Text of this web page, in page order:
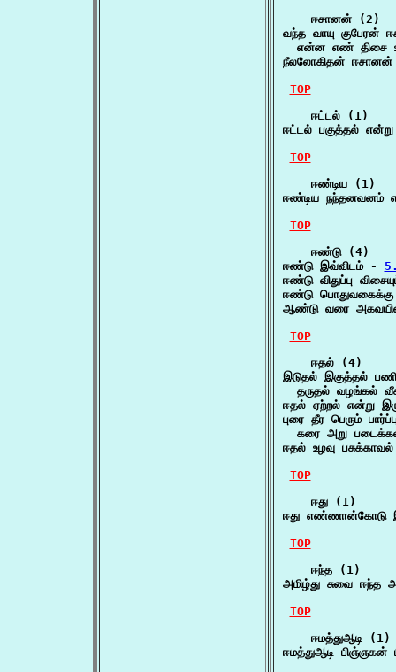
    ஈசானன் (2)
வந்த வாயு குபேரன்
என்ன எண் திசை
நீலலோகிதன்
TOP
    ஈட்டல் (1)
ஈட்டல் பகுத்தல்
TOP
    ஈண்டிய (1)
ஈண்டிய
TOP
    ஈண்டு (4)
ஈண்டு இவ்விடம் -
ஈண்டு விதுப்பு
ஈண்டு
ஆண்டு வரை
TOP
    ஈதல் (4)
இடுதல் இகுத்தல்
தருதல் வழங்கல்
ஈதல் ஏற்றல் என்று
புரை தீர பெரும்
கரை அறு
ஈதல் உழவு
TOP
    ஈது (1)
ஈது எண்ணான்கோடு
TOP
    ஈந்த (1)
அமிழ்து சுவை ஈந்த
TOP
    ஈமத்துஆடி (1)
ஈமத்துஆடி